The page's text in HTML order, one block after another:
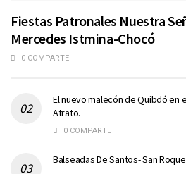
Fiestas Patronales Nuestra
Mercedes Istmina-Chocó
0 COMPARTE
El nuevo malecón de Quibdó en
Atrato.
0 COMPARTE
Balseadas De Santos- San Roque